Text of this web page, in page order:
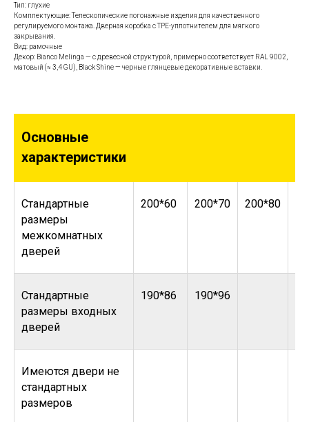
Тип: глухие
Комплектующие: Телескопические погонажные изделия для качественного
регулируемого монтажа. Дверная коробка с TPE-уплотнителем для мягкого
закрывания.
Вид: рамочные
Декор: Bianco Melinga — с древесной структурой, примерно соответствует RAL 9002,
матовый (≈ 3,4 GU), Black Shine — черные глянцевые декоративные вставки.
Основные
характеристики
Стандартные
размеры
межкомнатных
дверей
200*60 200*70 200*80
Стандартные
размеры входных
дверей
190*86 190*96
Имеются двери не
стандартных
размеров